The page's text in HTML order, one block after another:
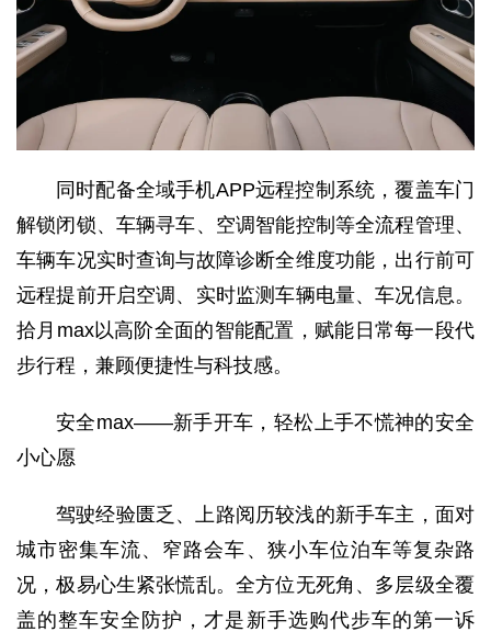
同时配备全域手机APP远程控制系统，覆盖车门
解锁闭锁、车辆寻车、空调智能控制等全流程管理、
车辆车况实时查询与故障诊断全维度功能，出行前可
远程提前开启空调、实时监测车辆电量、车况信息。
拾月max以高阶全面的智能配置，赋能日常每一段代
步行程，兼顾便捷性与科技感。
安全max——新手开车，轻松上手不慌神的安全
小心愿
驾驶经验匮乏、上路阅历较浅的新手车主，面对
城市密集车流、窄路会车、狭小车位泊车等复杂路
况，极易心生紧张慌乱。全方位无死角、多层级全覆
盖的整车安全防护，才是新手选购代步车的第一诉